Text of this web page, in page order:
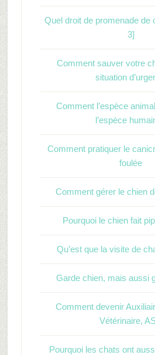
Quel droit de promenade de
3]
Comment sauver votre
situation
Comment l’espèce
l’espèce
Comment pratiquer le
foulée
Comment gérer le chien
Pourquoi le chien fait
Qu’est que la visite de
Garde chien, mais aussi
Comment devenir
Vétérinaire,
Pourquoi les chats ont